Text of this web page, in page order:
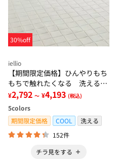
30%off
iellio
【期間限定価格】ひんやりもち
もちで触れたくなる 洗えるラ
グ＜低反発・滑りにくい・接触
冷感・防ダニ・カーペット＞
¥2,792 ～ ¥4,193 (税込)
5colors
期間限定価格
COOL
洗える
152件
チラ見をする